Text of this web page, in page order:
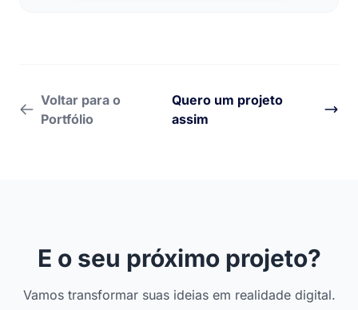
Voltar para o
Portfólio
Quero um projeto
assim
E o seu próximo projeto?
Vamos transformar suas ideias em realidade digital.